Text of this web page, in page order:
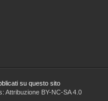
su questo sito
Attribuzione BY-NC-SA 4.0